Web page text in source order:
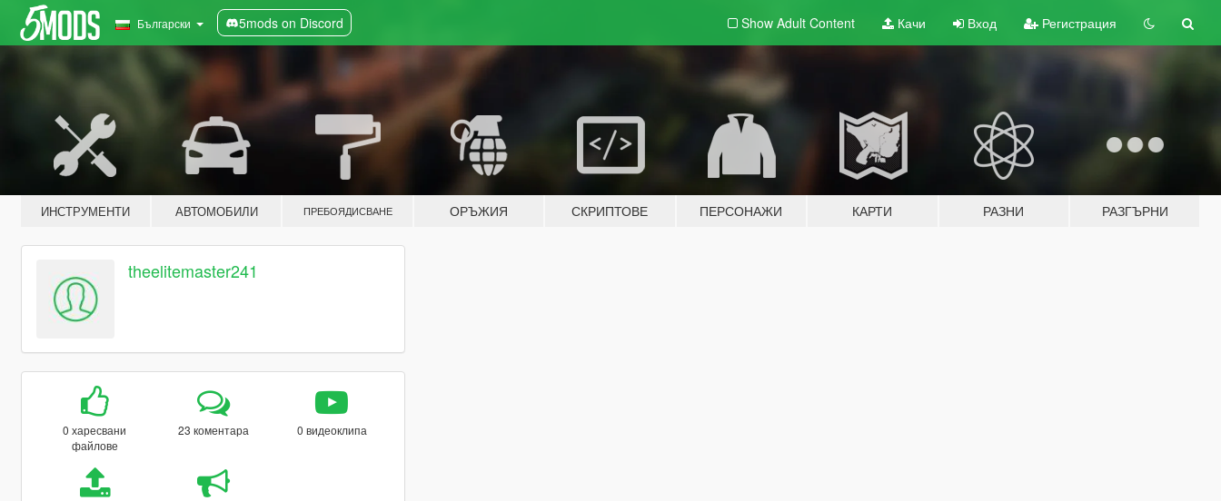
Български 5mods on Discord Show Adult Content Качи Вход Регистрация
ИНСТРУМЕНТИ АВТОМОБИЛИ ПРЕБОЯДИСВАНЕ ОРЪЖИЯ СКРИПТОВЕ ПЕРСОНАЖИ КАРТИ РАЗНИ РАЗГЪРНИ
theelitemaster241
0 харесвани
файлове
23 коментара 0 видеоклипа